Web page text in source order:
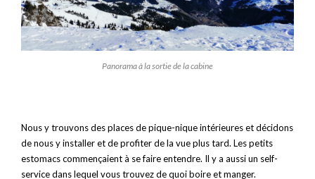
Panorama à la sortie de la cabine
Nous y trouvons des places de pique-nique intérieures et décidons
de nous y installer et de profiter de la vue plus tard. Les petits
estomacs commençaient à se faire entendre. Il y a aussi un self-
service dans lequel vous trouvez de quoi boire et manger.